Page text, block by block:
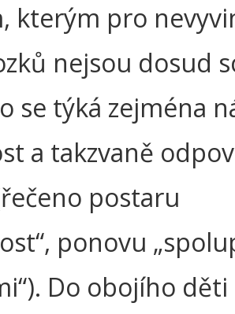
kterým pro
nejsou dosud
se týká zejména
a takzvaně
postaru
ponovu
Do obojího